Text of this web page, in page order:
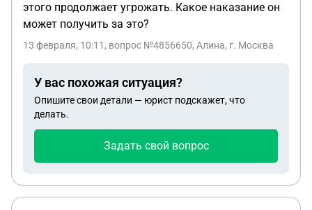
этого продолжает угрожать. Какое наказание он
может получить за это?
13 февраля, 10:11 , вопрос №4856650, Алина, г. Москва
У вас похожая ситуация?
Опишите свои детали — юрист подскажет, что
делать.
Задать свой вопрос